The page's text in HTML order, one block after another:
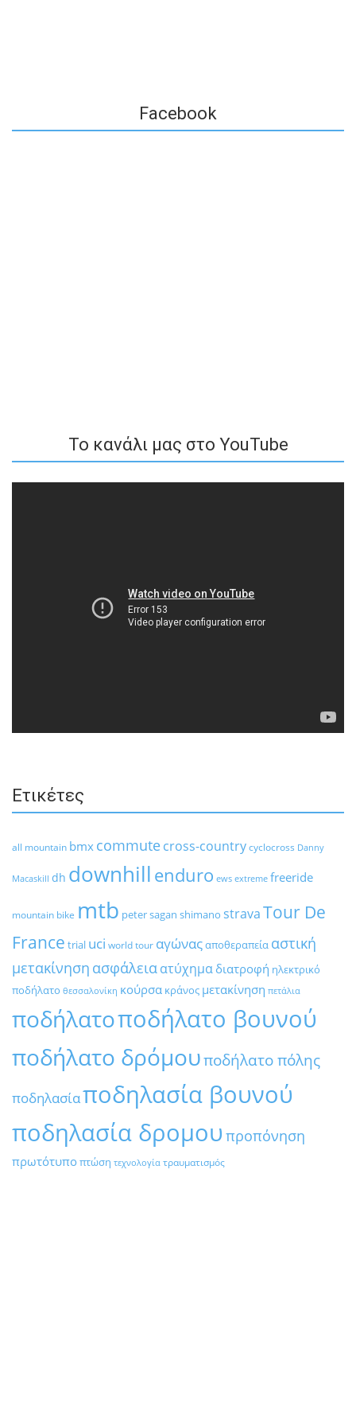
Facebook
To κανάλι μας στο YouTube
Ετικέτες
all mountain bmx commutecross-countrycyclocross Danny
Macaskill dh downhill enduro ews extreme freeride
mountain bike mtb peter sagan shimano stravaTour De
France trial uci world tour αγώναςαποθεραπεία αστική
μετακίνηση ασφάλειαατύχημα διατροφή ηλεκτρικό
ποδήλατο θεσσαλονίκη κούρσα κράνος μετακίνηση πετάλια
ποδήλατοποδήλατο βουνού
ποδήλατο δρόμουποδήλατο πόλης
ποδηλασίαποδηλασία βουνού
ποδηλασία δρομου προπόνηση
πρωτότυποπτώση τεχνολογία τραυματισμός